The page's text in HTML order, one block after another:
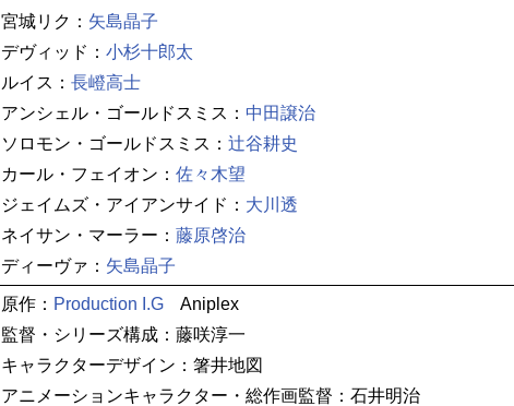
宮城リク： 矢島晶子
デヴィッド： 小杉十郎太
ルイス： 長嶝高士
アンシェル・ゴールドスミス： 中田譲治
ソロモン・ゴールドスミス： 辻谷耕史
カール・フェイオン： 佐々木望
ジェイムズ・アイアンサイド： 大川透
ネイサン・マーラー： 藤原啓治
ディーヴァ： 矢島晶子
原作： Production I.G Aniplex
監督・シリーズ構成：藤咲淳一
キャラクターデザイン：箸井地図
アニメーションキャラクター・総作画監督：石井明治